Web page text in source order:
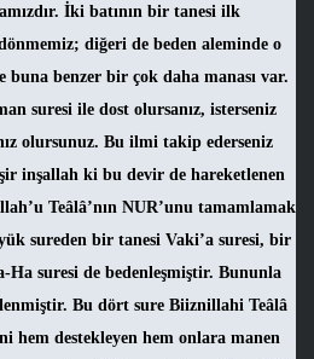
İki batının bir tanesi ilk
diğeri de beden aleminde o
buna benzer bir çok daha manası var.
suresi ile dost olursanız, isterseniz
olursunuz. Bu ilmi takip ederseniz
inşallah ki bu devir de hareketlenen
Teâlâ’nın NUR’unu tamamlamak
sureden bir tanesi Vaki’a suresi, bir
Ha suresi de bedenleşmiştir. Bununla
Bu dört sure Biiznillahi Teâlâ
destekleyen hem onlara manen